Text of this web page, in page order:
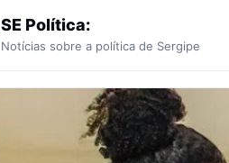
SE Política:
Notícias sobre a política de Sergipe